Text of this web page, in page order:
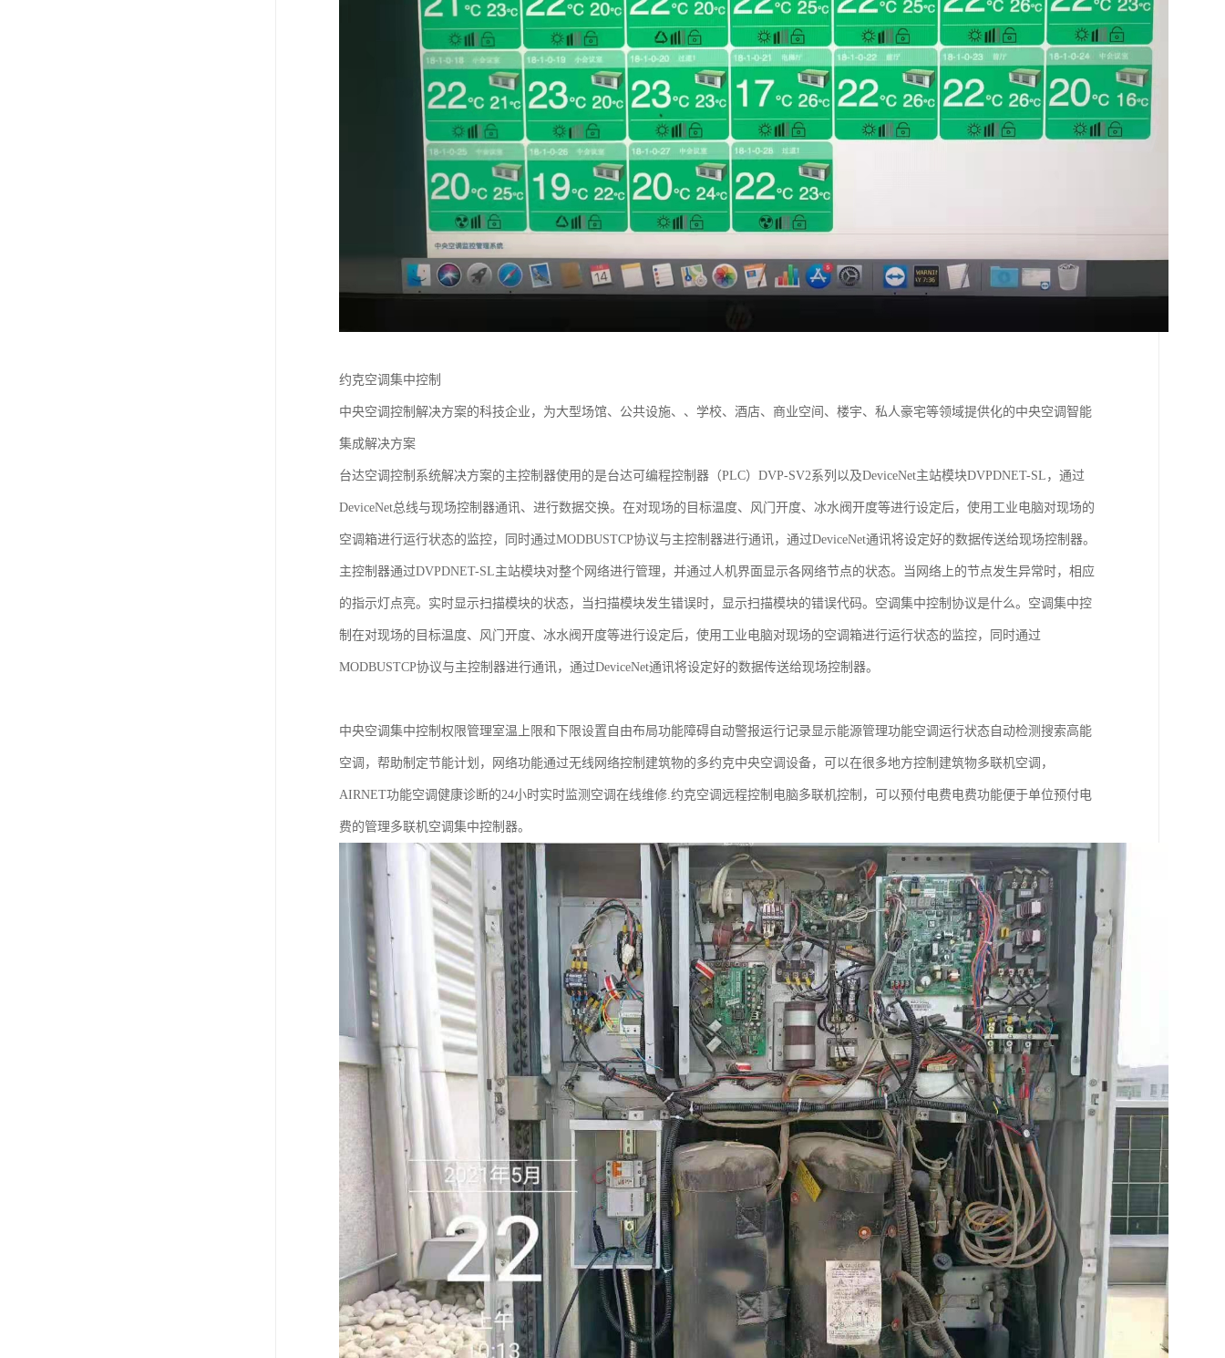
约克空调集中控制
中央空调控制解决方案的科技企业，为大型场馆、公共设施、、学校、酒店、商业空间、楼宇、私人豪宅等领域提供化的中央空调智能
集成解决方案
台达空调控制系统解决方案的主控制器使用的是台达可编程控制器（PLC）DVP-SV2系列以及DeviceNet主站模块DVPDNET-SL，通过
DeviceNet总线与现场控制器通讯、进行数据交换。在对现场的目标温度、风门开度、冰水阀开度等进行设定后，使用工业电脑对现场的
空调箱进行运行状态的监控，同时通过MODBUSTCP协议与主控制器进行通讯，通过DeviceNet通讯将设定好的数据传送给现场控制器。
主控制器通过DVPDNET-SL主站模块对整个网络进行管理，并通过人机界面显示各网络节点的状态。当网络上的节点发生异常时，相应
的指示灯点亮。实时显示扫描模块的状态，当扫描模块发生错误时，显示扫描模块的错误代码。空调集中控制协议是什么。空调集中控
制在对现场的目标温度、风门开度、冰水阀开度等进行设定后，使用工业电脑对现场的空调箱进行运行状态的监控，同时通过
MODBUSTCP协议与主控制器进行通讯，通过DeviceNet通讯将设定好的数据传送给现场控制器。
中央空调集中控制权限管理室温上限和下限设置自由布局功能障碍自动警报运行记录显示能源管理功能空调运行状态自动检测搜索高能
空调，帮助制定节能计划，网络功能通过无线网络控制建筑物的多约克中央空调设备，可以在很多地方控制建筑物多联机空调，
AIRNET功能空调健康诊断的24小时实时监测空调在线维修.约克空调远程控制电脑多联机控制，可以预付电费电费功能便于单位预付电
费的管理多联机空调集中控制器。